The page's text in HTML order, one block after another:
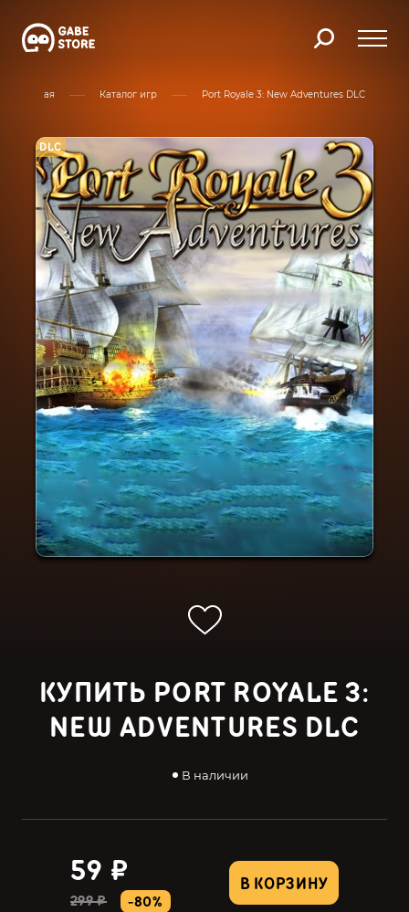
Главная Каталог игр Port Royale 3: New Adventures DLC
DLC
КУПИТЬ PORT ROYALE 3:
NEW ADVENTURES DLC
В наличии
В КОРЗИНУ
59 ₽
299 ₽ -80%